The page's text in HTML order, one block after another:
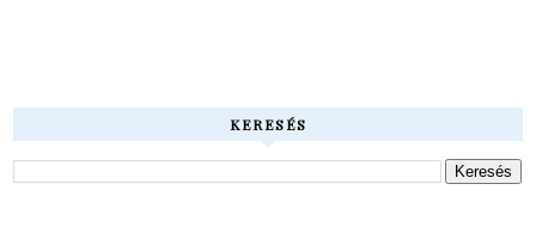
KERESÉS